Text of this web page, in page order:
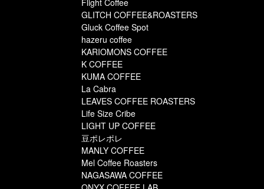
Flight Coffee
GLITCH COFFEE&ROASTERS
Gluck Coffee Spot
hazeru coffee
KARIOMONS COFFEE
K COFFEE
KUMA COFFEE
La Cabra
LEAVES COFFEE ROASTERS
Life Size Cribe
LIGHT UP COFFEE
豆ポレポレ
MANLY COFFEE
Mel Coffee Roasters
NAGASAWA COFFEE